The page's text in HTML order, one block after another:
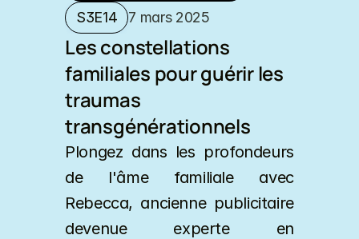
S3E14 7 mars 2025
Les constellations
familiales pour guérir les
traumas
transgénérationnels
Plongez dans les profondeurs
de l'âme familiale avec
Rebecca, ancienne publicitaire
devenue experte en